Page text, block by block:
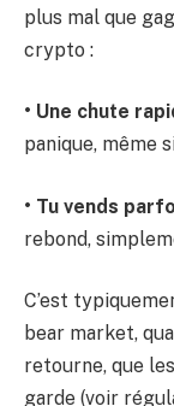
plus mal que
crypto :
• Une chute
panique, même
• Tu vends
rebond,
C’est
bear market,
retourne, que
garde (voir